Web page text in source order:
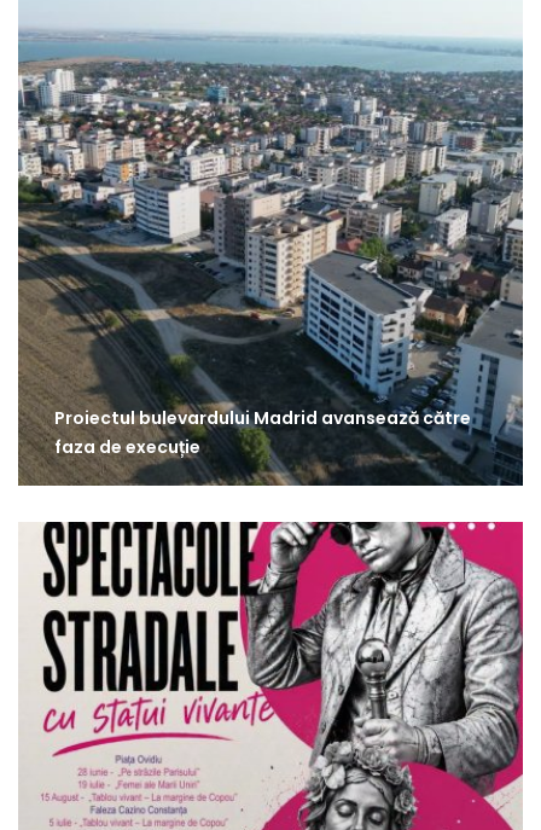
Proiectul bulevardului Madrid avansează către
faza de execuție